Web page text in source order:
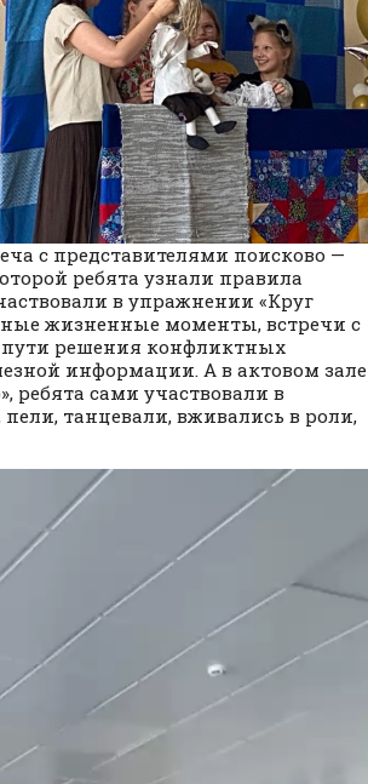
с представителями поисково —
ребята узнали правила
в упражнении «Круг
жизненные моменты, встречи с
решения конфликтных
информации. А в актовом зале
ребята сами участвовали в
танцевали, вживались в роли,